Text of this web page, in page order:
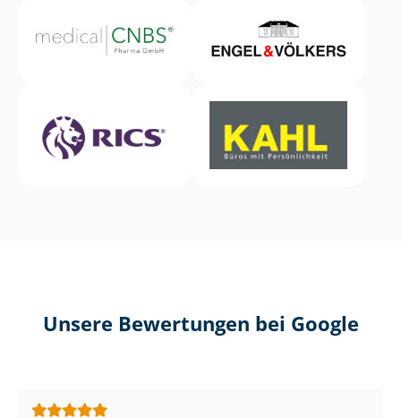
Unsere Bewertungen bei Google